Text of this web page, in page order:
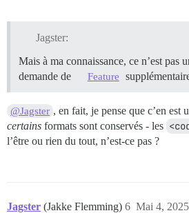
Jagster:
Mais à ma connaissance, ce n’est pas
demande de
Feature
@Jagster , en fait, je pense que c’en est
certains formats sont conservés - les
l’être ou rien du tout, n’est-ce pas ?
Jagster (Jakke Flemming) Mai 4,
6